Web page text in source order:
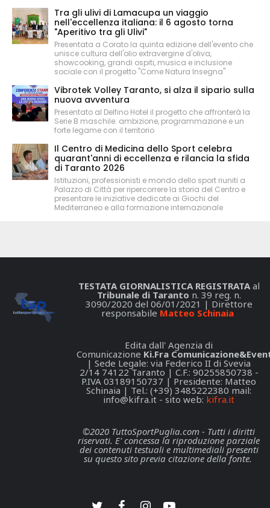
Tra gli ulivi di Lamacupa un viaggio
nell'eccellenza italiana: il 6 agosto torna
"Aperitivo tra gli Ulivi"
Presentata a Corato la quinta edizione dell'evento che
unisce cultura dell'olio extravergine d'oliva,
showcooking, grandi ospiti, musica e inclusione
sociale con il progetto "Come Natura Insegna"
Vibrotek Volley Taranto, si alza il sipario sulla
nuova avventura
Presentato al Delfino Hotel il progetto che affronterà la
Serie B maschile: ambizione, programmazione e un
forte legame con il territorio
Il Centro di Medicina dello Sport celebra
quarant'anni di eccellenza e rilancia la sfida
di Taranto 2026
Istituzioni, professionisti e mondo dello sport riuniti a
Palazzo di Città per ripercorrere la storia del Centro e
presentare le iniziative dedicate ai Giochi del
Mediterraneo e alla formazione internazionale
TESTATA GIORNALISTICA REGISTRATAal
Tribunale di Taranto n. 39 reg. n.
3090/2020 del 06/01/2021 | Direttore
responsabile Matteo Schinaia
Edita dall' Agenzia di
Comunicazione Ki.Fra
| Sede Legale: via Federico II di Svevia
2/14 74122 Taranto | C.F.: 90255850738 -
P.IVA 03189150737 | Presidente: Matteo
Schinaia | Tel.: (+39) 3485222380 mail:
info@kifra.it - sito web: kifra.it
©2020 TuttoSportPuglia.com - Tutti i diritti
riservati. E' concessa la riproduzione parziale
dei contenuti testuali e multimediali presenti
su questo sito previa citazione della fonte.